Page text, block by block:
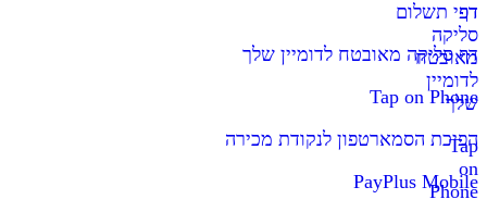
דף
סליקה
מאובטח
לדומיין
שלך
Tap
on
Phone
דפי תשלום
דף סליקה מאובטח לדומיין שלך
Tap on Phone
הפיכת הסמארטפון לנקודת מכירה
PayPlus Mobile